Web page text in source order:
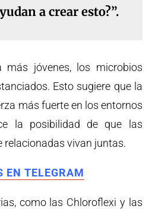
a crear esto?”.
jóvenes, los microbios
Esto sugiere que la
más fuerte en los entornos
la posibilidad de que las
relacionadas vivan juntas.
EN TELEGRAM
como las Chloroflexi y las